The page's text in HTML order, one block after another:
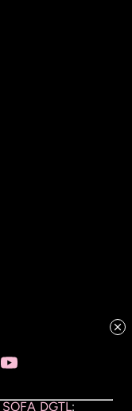
SOFA DGTL: